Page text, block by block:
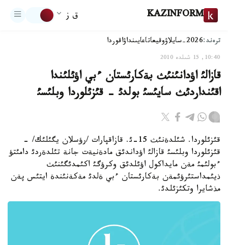
KAZINFORM ق ز
ترەند:2026-سايلاۋ وقيعاتاعايىنداۋاقوردا
10:40, 15 شىلدە 2010
قازالئ اؤدانئنئث بةكارئستان ءبي اؤئلئندا
اقئنداردئث سايئسئ بولدئ - قئزئلوردا وبلئسئ
قئزئلوردا. شئلدةنئث 15-ئ. قازاقپارات /رؤسلان يگئلئك/ -
قئزئلوردا وبلئسئ قازالئ اؤداندئق مادةنيةت جانة تئلدةردئ دامئتؤ
ءبولئمئ مةن مايداكول اؤئلدئق وكرؤگئ اكئمدئگئنئث
ذيئمداستئرؤئمةن بةكارئستان ءبي ةلدئ مةكةنئندة ايتئس پةن
مذشايرا وتكئزئلدئ.